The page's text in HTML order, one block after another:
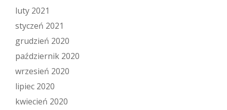
luty 2021
styczeń 2021
grudzień 2020
październik 2020
wrzesień 2020
lipiec 2020
kwiecień 2020